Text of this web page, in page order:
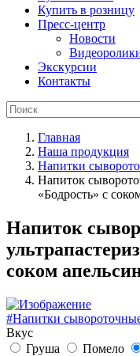
Купить в розницу
Пресс-центр
Новости
Экскурсии
Контакты
Главная
Наша продукция
Напитки
Напиток
«Бодрость» с
Напиток
соком
#Напитки
Вкус
Груша
Помело